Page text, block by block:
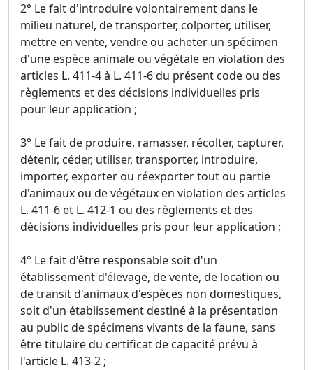
2° Le fait d'introduire volontairement dans le
milieu naturel, de transporter, colporter, utiliser,
mettre en vente, vendre ou acheter un spécimen
d'une espèce animale ou végétale en violation des
articles L. 411-4 à L. 411-6 du présent code ou des
règlements et des décisions individuelles pris
pour leur application ;
3° Le fait de produire, ramasser, récolter, capturer,
détenir, céder, utiliser, transporter, introduire,
importer, exporter ou réexporter tout ou partie
d'animaux ou de végétaux en violation des articles
L. 411-6 et L. 412-1 ou des règlements et des
décisions individuelles pris pour leur application ;
4° Le fait d'être responsable soit d'un
établissement d'élevage, de vente, de location ou
de transit d'animaux d'espèces non domestiques,
soit d'un établissement destiné à la présentation
au public de spécimens vivants de la faune, sans
être titulaire du certificat de capacité prévu à
l'article L. 413-2 ;